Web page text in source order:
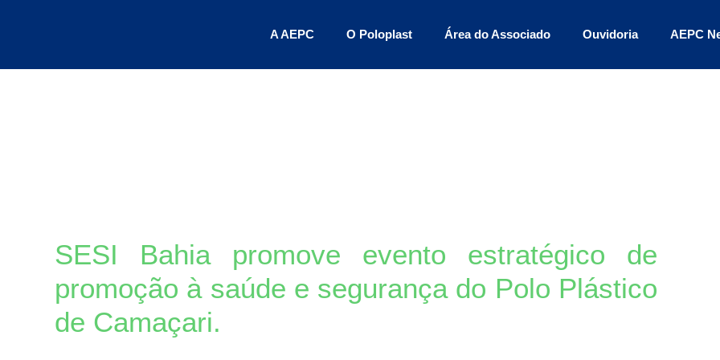
conteúdo
A AEPC O Poloplast Área do Associado Ouvidoria AEPC
SESI Bahia promove evento estratégico de
promoção à saúde e segurança do Polo Plástico
de Camaçari.